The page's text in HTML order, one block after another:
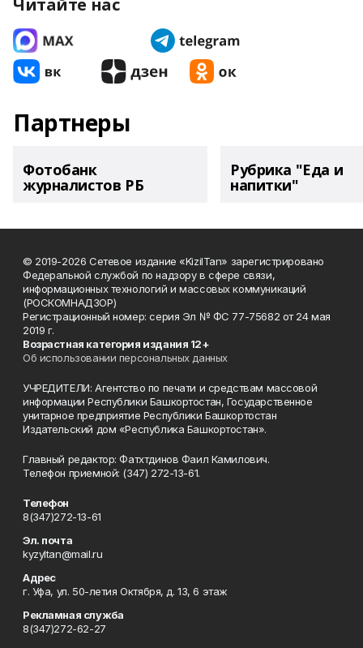
Читайте нас
Партнеры
Фотобанк
журналистов РБ
Рубрика "Еда и
напитки"
© 2019-2026 Сетевое издание «KizilTan» зарегистрировано
Федеральной службой по надзору в сфере связи,
информационных технологий и массовых коммуникаций
(РОСКОМНАДЗОР)
Регистрационный номер: серия Эл № ФС 77-75682 от 24 мая
2019 г.
Возрастная категория издания 12+
Об использовании персональных данных
УЧРЕДИТЕЛИ: Агентство по печати и средствам массовой
информации Республики Башкортостан, Государственное
унитарное предприятие Республики Башкортостан
Издательский дом «Республика Башкортостан».
Главный редактор: Фатхтдинов Фаил Камилович.
Телефон приемной: (347) 272-13-61.
Телефон
8(347)272-13-61
Эл. почта
kyzyltan@mail.ru
Адрес
г. Уфа, ул. 50-летия Октября, д. 13, 6 этаж
Рекламная служба
8(347)272-62-27